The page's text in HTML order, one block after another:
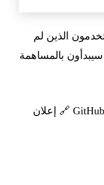
المستخدمون الذين لم
بالمساهمة
🔗
إعلان